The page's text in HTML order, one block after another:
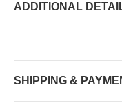
ADDITIONAL
SHIPPING &